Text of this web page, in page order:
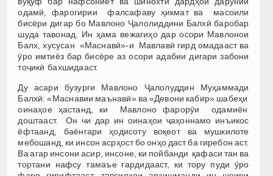
одамӣ, фарогирии фалсафаву ҳикмат ва масоили
бисёри дигар бо Мавлоно Ҷалолиддини Балхӣ баробар
шуда тавонад. Ин ҳама вежагиҳо дар осори Мавлонои
Балх, хусусан «Маснавӣ»-и Мавлавӣ гирд омадааст ва
ӯро имтиёз бар бисёре аз осори адабии дигари забони
тоҷикӣ бахшидааст.
Ду асари бузурги Мавлоно Ҷалолуддин Муҳаммади
Балхӣ: «Маснавии маънавӣ» ва «Девони кабир» шабеҳи
оинаҳое ҳастанд, ки Мавлоно фарорӯи одамиён
доштааст. Он чи дар ин оинаҳои ҷаҳоннамо инъикос
ёфтаанд, баёнгари ҳодисоту воқеот ва мушкилоте
мебошанд, ки инсон асрҳост бо онҳо даст ба гиребон аст.
Ва агар инсони асир, инсоне, ки пойбанди қафаси тан ва
тортани нафсу тамаъе гардидааст, ки тору пуди ӯро